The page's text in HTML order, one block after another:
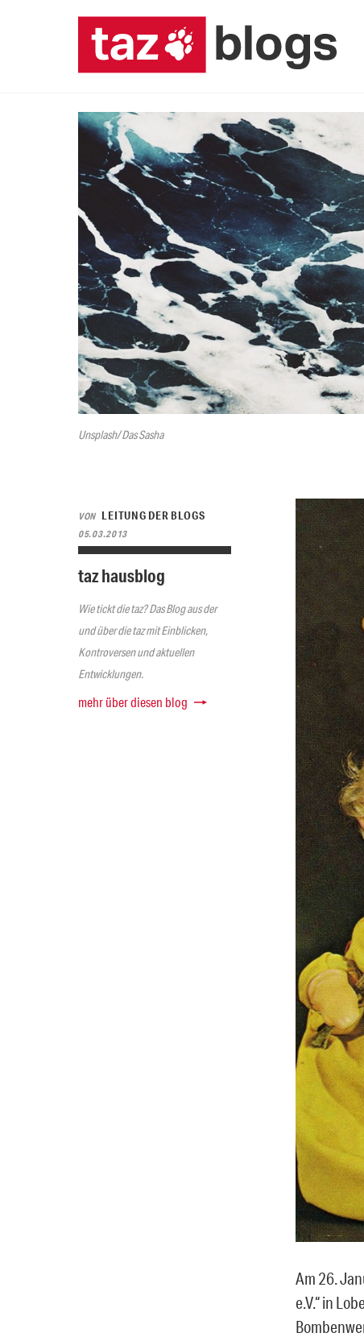
Unsplash/ Das Sasha
VON LEITUNG DER BLOGS
05.03.2013
taz hausblog
Wie tickt die taz? Das Blog aus der
und über die taz mit Einblicken,
Kontroversen und aktuellen
Entwicklungen.
mehr über diesen blog
Am 26.
e.V.“ in